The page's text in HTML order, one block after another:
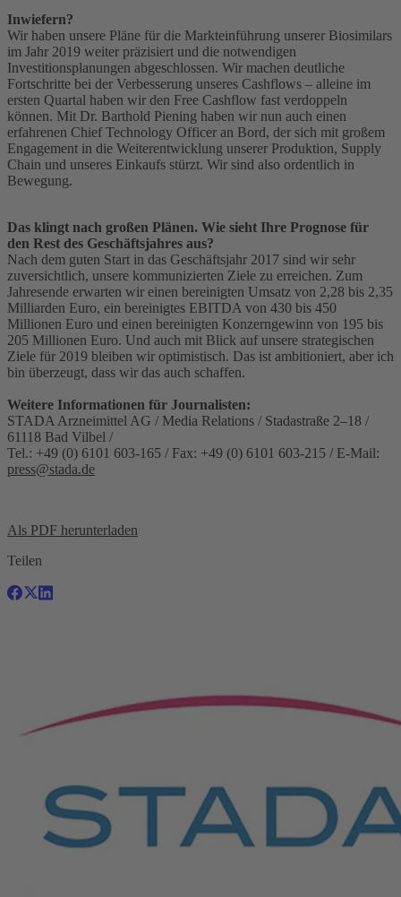
Inwiefern?
Wir haben unsere Pläne für die Markteinführung unserer Biosimilars
im Jahr 2019 weiter präzisiert und die notwendigen
Investitionsplanungen abgeschlossen. Wir machen deutliche
Fortschritte bei der Verbesserung unseres Cashflows – alleine im
ersten Quartal haben wir den Free Cashflow fast verdoppeln
können. Mit Dr. Barthold Piening haben wir nun auch einen
erfahrenen Chief Technology Officer an Bord, der sich mit großem
Engagement in die Weiterentwicklung unserer Produktion, Supply
Chain und unseres Einkaufs stürzt. Wir sind also ordentlich in
Bewegung.
Das klingt nach großen Plänen. Wie sieht Ihre Prognose für
den Rest des Geschäftsjahres aus?
Nach dem guten Start in das Geschäftsjahr 2017 sind wir sehr
zuversichtlich, unsere kommunizierten Ziele zu erreichen. Zum
Jahresende erwarten wir einen bereinigten Umsatz von 2,28 bis 2,35
Milliarden Euro, ein bereinigtes EBITDA von 430 bis 450
Millionen Euro und einen bereinigten Konzerngewinn von 195 bis
205 Millionen Euro. Und auch mit Blick auf unsere strategischen
Ziele für 2019 bleiben wir optimistisch. Das ist ambitioniert, aber ich
bin überzeugt, dass wir das auch schaffen.
Weitere Informationen für Journalisten:
STADA Arzneimittel AG / Media Relations / Stadastraße 2–18 /
61118 Bad Vilbel /
Tel.: +49 (0) 6101 603-165 / Fax: +49 (0) 6101 603-215 / E-Mail:
press@stada.de
Als PDF herunterladen
Teilen